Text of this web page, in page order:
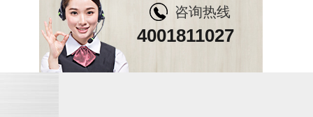
咨询热线
4001811027